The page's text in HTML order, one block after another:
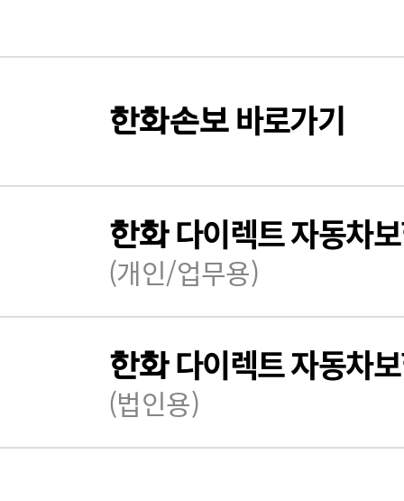
한화손보바로가기
한화다이렉트 자동차
(개인/업무용)
한화다이렉트 자동차
(법인용)